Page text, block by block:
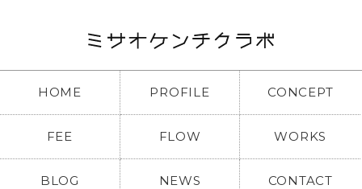
HOME PROFILE CONCEPT
FEE FLOW WORKS
BLOG NEWS CONTACT